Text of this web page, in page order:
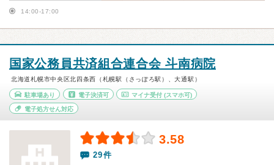
14:00-17:00
国家公務員共済組合連合会 斗南病院
北海道札幌市中央区北四条西（札幌駅（さっぽろ駅）、大通駅）
駐車場あり 電子決済可 マイナ受付 (スマホ可)
電子処方せん対応
3.58
29件